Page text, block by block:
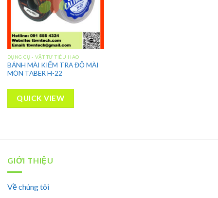
DỤNG CỤ - VẬT TƯ TIÊU HAO
BÁNH MÀI KIỂM TRA ĐỘ MÀI
MÒN TABER H-22
QUICK VIEW
GIỚI THIỆU
Về chúng tôi